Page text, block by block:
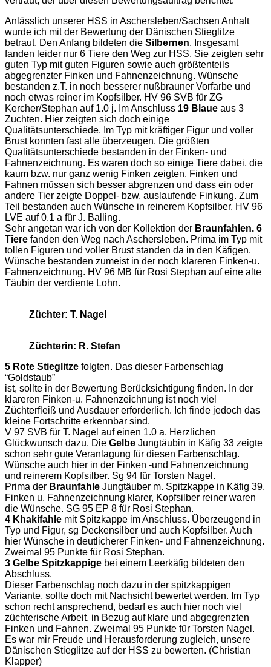
Anlässlich unserer HSS in Aschersleben/Sachsen Anhalt
wurde ich mit der Bewertung der Dänischen Stieglitze
betraut. Den Anfang bildeten die Silbernen. Insgesamt
fanden leider nur 6 Tiere den Weg zur HSS. Sie zeigten sehr
guten Typ mit guten Figuren sowie auch größtenteils
abgegrenzter Finken und Fahnenzeichnung. Wünsche
bestanden z.T. in noch besserer nußbrauner Vorfarbe und
noch etwas reiner im Kopfsilber. HV 96 SVB für ZG
Kercher/Stephan auf 1.0 j. Im Anschluss 19 Blaue aus 3
Zuchten. Hier zeigten sich doch einige
Qualitätsunterschiede. Im Typ mit kräftiger Figur und voller
Brust konnten fast alle überzeugen. Die größten
Qualitätsunterschiede bestanden in der Finken- und
Fahnenzeichnung. Es waren doch so einige Tiere dabei, die
kaum bzw. nur ganz wenig Finken zeigten. Finken und
Fahnen müssen sich besser abgrenzen und dass ein oder
andere Tier zeigte Doppel- bzw. auslaufende Finkung. Zum
Teil bestanden auch Wünsche in reinerem Kopfsilber. HV 96
LVE auf 0.1 a für J. Balling.
Sehr angetan war ich von der Kollektion der Braunfahlen. 6
Tiere fanden den Weg nach Aschersleben. Prima im Typ mit
tollen Figuren und voller Brust standen da in den Käfigen.
Wünsche bestanden zumeist in der noch klareren Finken-u.
Fahnenzeichnung. HV 96 MB für Rosi Stephan auf eine alte
Täubin der verdiente Lohn.
Züchter: T. Nagel
Züchterin: R. Stefan
5 Rote Stieglitze folgten. Das dieser Farbenschlag
“Goldstaub”
ist, sollte in der Bewertung Berücksichtigung finden. In der
klareren Finken-u. Fahnenzeichnung ist noch viel
Züchterfleiß und Ausdauer erforderlich. Ich finde jedoch das
kleine Fortschritte erkennbar sind.
V 97 SVB für T. Nagel auf einen 1.0 a. Herzlichen
Glückwunsch dazu. Die Gelbe Jungtäubin in Käfig 33 zeigte
schon sehr gute Veranlagung für diesen Farbenschlag.
Wünsche auch hier in der Finken -und Fahnenzeichnung
und reinerem Kopfsilber. Sg 94 für Torsten Nagel.
Prima der Braunfahle Jungtäuber m. Spitzkappe in Käfig 39.
Finken u. Fahnenzeichnung klarer, Kopfsilber reiner waren
die Wünsche. SG 95 EP 8 für Rosi Stephan.
4 Khakifahle mit Spitzkappe im Anschluss. Überzeugend in
Typ und Figur, sg Deckensilber und auch Kopfsilber. Auch
hier Wünsche in deutlicherer Finken- und Fahnenzeichnung.
Zweimal 95 Punkte für Rosi Stephan.
3 Gelbe Spitzkappige bei einem Leerkäfig bildeten den
Abschluss.
Dieser Farbenschlag noch dazu in der spitzkappigen
Variante, sollte doch mit Nachsicht bewertet werden. Im Typ
schon recht ansprechend, bedarf es auch hier noch viel
züchterische Arbeit, in Bezug auf klare und abgegrenzten
Finken und Fahnen. Zweimal 95 Punkte für Torsten Nagel.
Es war mir Freude und Herausforderung zugleich, unsere
Dänischen Stieglitze auf der HSS zu bewerten. (Christian
Klapper)